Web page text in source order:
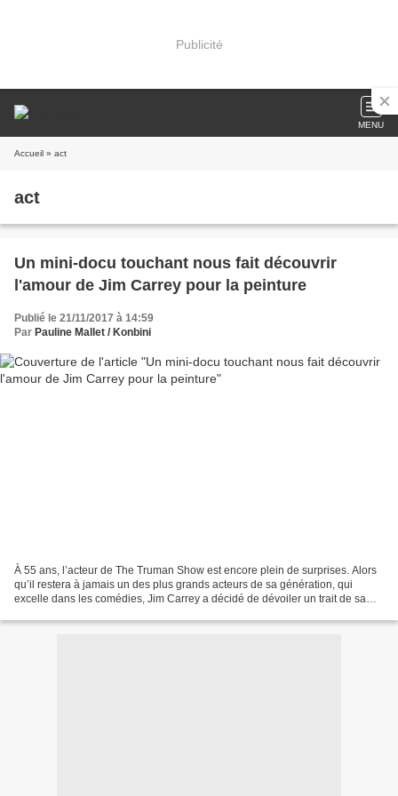
Publicité
MENU
Accueil » act
act
Un mini-docu touchant nous fait découvrir
l'amour de Jim Carrey pour la peinture
Publié le 21/11/2017 à 14:59
Par Pauline Mallet / Konbini
À 55 ans, l’acteur de The Truman Show est encore plein de surprises. Alors
qu’il restera à jamais un des plus grands acteurs de sa génération, qui
excelle dans les comédies, Jim Carrey a décidé de dévoiler un trait de sa